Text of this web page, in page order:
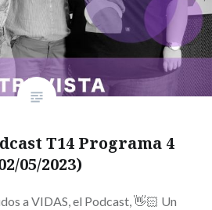
T14 Programa 4
05/2023)
a VIDAS, el Podcast, 👋🏻 Un